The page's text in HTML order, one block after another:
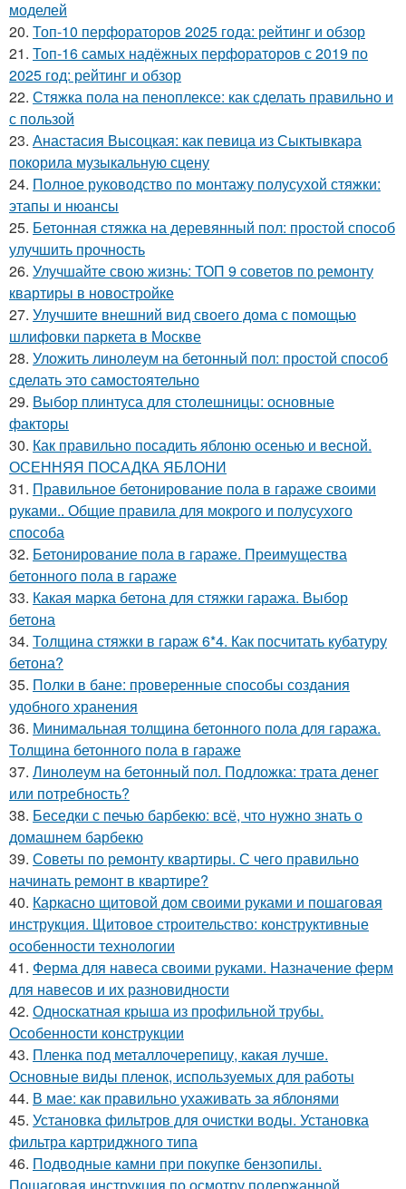
моделей
20. Топ-10 перфораторов 2025 года: рейтинг и обзор
21. Топ-16 самых надёжных перфораторов с 2019 по
2025 год: рейтинг и обзор
22. Стяжка пола на пеноплексе: как сделать правильно и
с пользой
23. Анастасия Высоцкая: как певица из Сыктывкара
покорила музыкальную сцену
24. Полное руководство по монтажу полусухой стяжки:
этапы и нюансы
25. Бетонная стяжка на деревянный пол: простой способ
улучшить прочность
26. Улучшайте свою жизнь: ТОП 9 советов по ремонту
квартиры в новостройке
27. Улучшите внешний вид своего дома с помощью
шлифовки паркета в Москве
28. Уложить линолеум на бетонный пол: простой способ
сделать это самостоятельно
29. Выбор плинтуса для столешницы: основные
факторы
30. Как правильно посадить яблоню осенью и весной.
ОСЕННЯЯ ПОСАДКА ЯБЛОНИ
31. Правильное бетонирование пола в гараже своими
руками.. Общие правила для мокрого и полусухого
способа
32. Бетонирование пола в гараже. Преимущества
бетонного пола в гараже
33. Какая марка бетона для стяжки гаража. Выбор
бетона
34. Толщина стяжки в гараж 6*4. Как посчитать кубатуру
бетона?
35. Полки в бане: проверенные способы создания
удобного хранения
36. Минимальная толщина бетонного пола для гаража.
Толщина бетонного пола в гараже
37. Линолеум на бетонный пол. Подложка: трата денег
или потребность?
38. Беседки с печью барбекю: всё, что нужно знать о
домашнем барбекю
39. Советы по ремонту квартиры. С чего правильно
начинать ремонт в квартире?
40. Каркасно щитовой дом своими руками и пошаговая
инструкция. Щитовое строительство: конструктивные
особенности технологии
41. Ферма для навеса своими руками. Назначение ферм
для навесов и их разновидности
42. Односкатная крыша из профильной трубы.
Особенности конструкции
43. Пленка под металлочерепицу, какая лучше.
Основные виды пленок, используемых для работы
44. В мае: как правильно ухаживать за яблонями
45. Установка фильтров для очистки воды. Установка
фильтра картриджного типа
46. Подводные камни при покупке бензопилы.